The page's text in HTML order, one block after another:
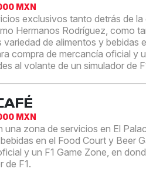
MXN
exclusivos tanto detrás de
Hermanos Rodríguez, como
variedad de alimentos y bebidas
compra de mercancía oficial y
al volante de un simulador de
MXN
una zona de servicios en El
en el Food Court y Beer
y un F1 Game Zone, en
de F1.